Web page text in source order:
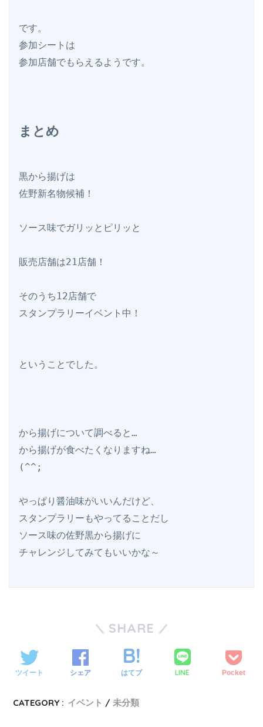
です。
参加シートは
まとめ
黒から揚げは
佐野新名物候補！
ソース味でガリッとピリッと
販売店舗は21店舗！
そのうち12店舗で
スタンプラリーイベント中！
ということでした。
から揚げについて調べると…
から揚げが食べたくなりますね…
(^^;
やっぱり醤油味がいいんだけど、
スタンプラリーもやってることだし
ソース味の佐野黒から揚げに
SHARE
ツイート シェア はてブ LINE Pocket
CATEGORY : イベント 未分類